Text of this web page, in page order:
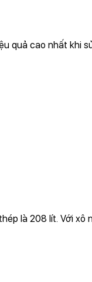
quả cao nhất khi
là 208 lít. Với xô